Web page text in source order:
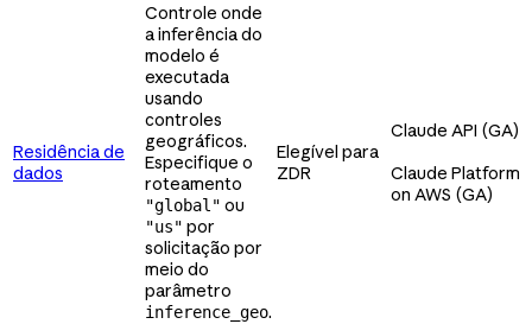
Residência de
dados
Controle onde
a inferência do
modelo é
executada
usando
controles
geográficos.
Especifique o
roteamento
"global" ou
"us" por
solicitação por
meio do
parâmetro
inference_geo.
Elegível para
ZDR
Claude API (GA)
Claude Platform
on AWS (GA)